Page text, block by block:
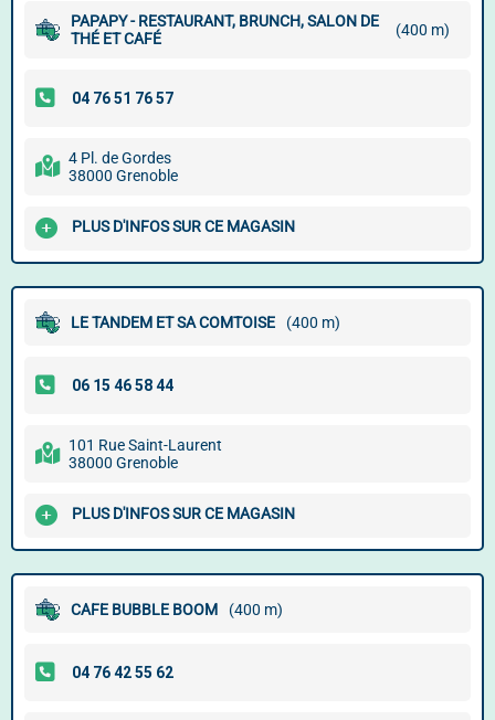
PAPAPY - RESTAURANT, BRUNCH, SALON DE
THÉ ET CAFÉ
(400 m)
4 Pl. de Gordes
38000 Grenoble
PLUS D'INFOS SUR CE MAGASIN
LE TANDEM ET SA COMTOISE (400 m)
101 Rue Saint-Laurent
38000 Grenoble
PLUS D'INFOS SUR CE MAGASIN
CAFE BUBBLE BOOM (400 m)